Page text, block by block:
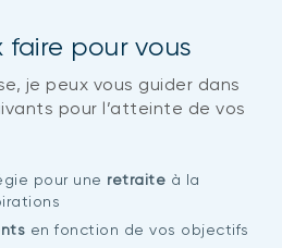
faire pour vous
je peux vous guider dans
pour l’atteinte de vos
pour une retraite à la
en fonction de vos objectifs